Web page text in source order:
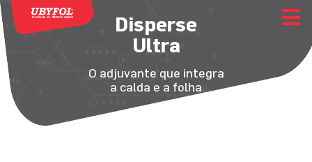
Disperse
Ultra
O adjuvante que integra
a calda e a folha